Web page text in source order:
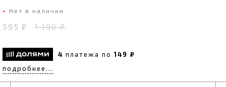
Нет в наличии
595 ₽ 1 190 ₽
4 платежа по149 ₽
подробнее...